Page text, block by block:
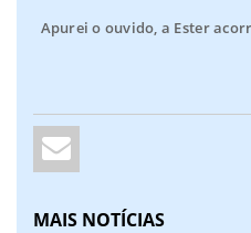
Apurei o ouvido, a Ester
MAIS NOTÍCIAS